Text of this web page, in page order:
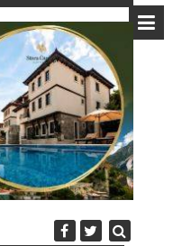
Diplomatija po